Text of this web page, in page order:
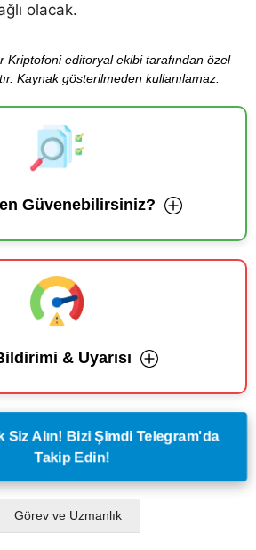
olacak.
Kriptofoni editoryal ekibi tarafından özel
Kaynak gösterilmeden kullanılamaz.
Güvenebilirsiniz?
& Uyarısı
Siz Alın! Bizi Şimdi Telegram'da
Takip Edin!
Görev ve Uzmanlık